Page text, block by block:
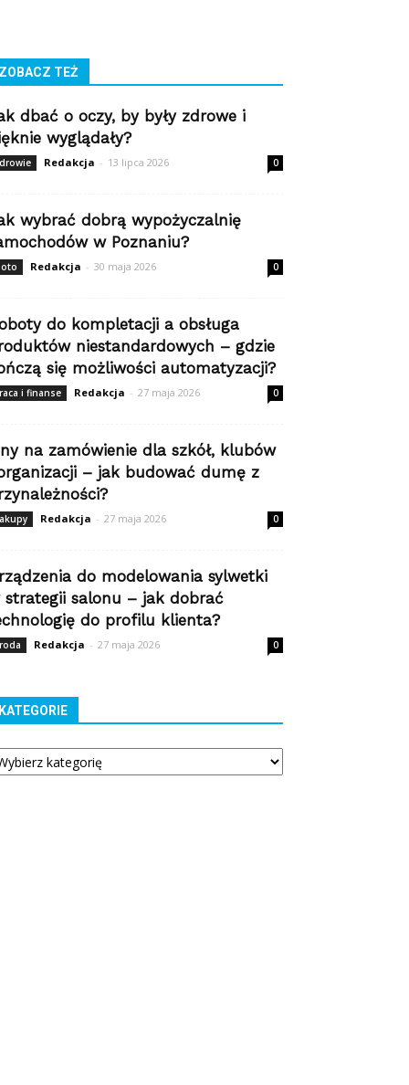
TEŻ
dbać o oczy, by były zdrowe i
wyglądały?
Redakcja - 13 lipca 2026 0
wybrać dobrą wypożyczalnię
w Poznaniu?
Redakcja - 30 maja 2026 0
do kompletacji a obsługa
niestandardowych – gdzie
się możliwości automatyzacji?
i finanse Redakcja - 27 maja 2026 0
na zamówienie dla szkół, klubów
– jak budować dumę z
Redakcja - 27 maja 2026 0
do modelowania sylwetki
strategii salonu – jak dobrać
do profilu klienta?
Redakcja - 27 maja 2026 0